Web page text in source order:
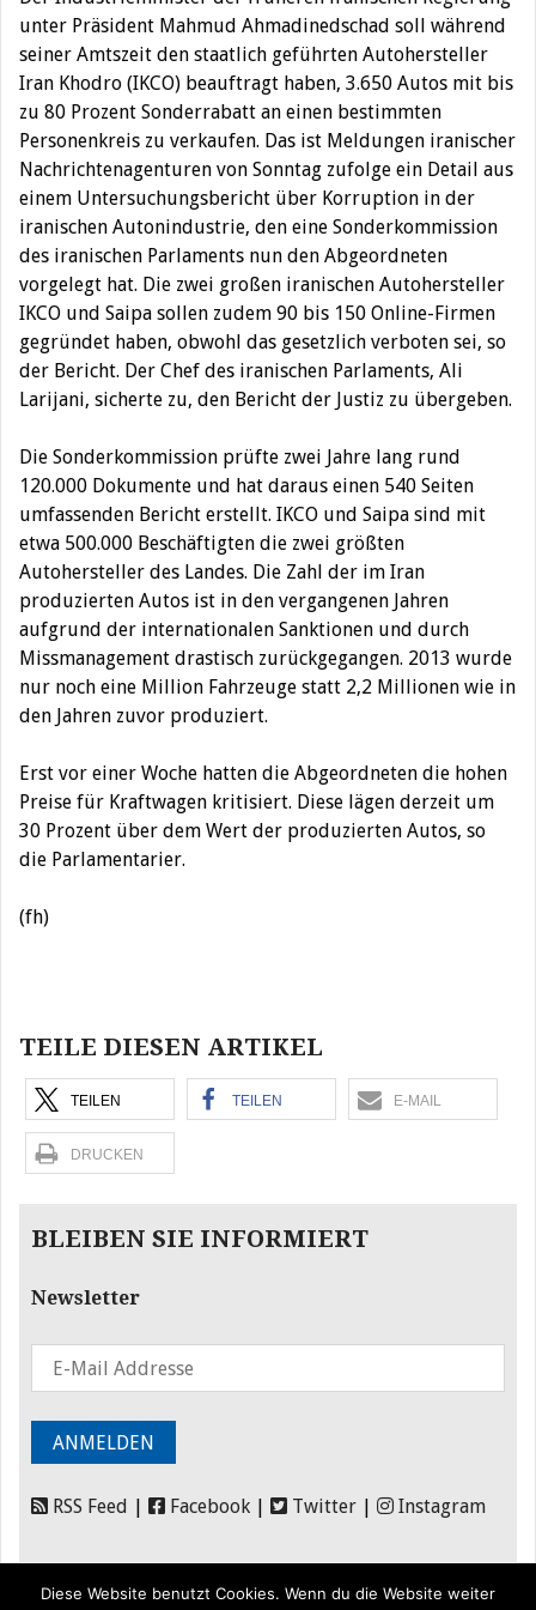
unter Präsident Mahmud Ahmadinedschad soll während
seiner Amtszeit den staatlich geführten Autohersteller
Iran Khodro (IKCO) beauftragt haben, 3.650 Autos mit bis
zu 80 Prozent Sonderrabatt an einen bestimmten
Personenkreis zu verkaufen. Das ist Meldungen iranischer
Nachrichtenagenturen von Sonntag zufolge ein Detail aus
einem Untersuchungsbericht über Korruption in der
iranischen Autonindustrie, den eine Sonderkommission
des iranischen Parlaments nun den Abgeordneten
vorgelegt hat. Die zwei großen iranischen Autohersteller
IKCO und Saipa sollen zudem 90 bis 150 Online-Firmen
gegründet haben, obwohl das gesetzlich verboten sei, so
der Bericht. Der Chef des iranischen Parlaments, Ali
Larijani, sicherte zu, den Bericht der Justiz zu übergeben.
Die Sonderkommission prüfte zwei Jahre lang rund
120.000 Dokumente und hat daraus einen 540 Seiten
umfassenden Bericht erstellt. IKCO und Saipa sind mit
etwa 500.000 Beschäftigten die zwei größten
Autohersteller des Landes. Die Zahl der im Iran
produzierten Autos ist in den vergangenen Jahren
aufgrund der internationalen Sanktionen und durch
Missmanagement drastisch zurückgegangen. 2013 wurde
nur noch eine Million Fahrzeuge statt 2,2 Millionen wie in
den Jahren zuvor produziert.
Erst vor einer Woche hatten die Abgeordneten die hohen
Preise für Kraftwagen kritisiert. Diese lägen derzeit um
30 Prozent über dem Wert der produzierten Autos, so
die Parlamentarier.
(fh)
TEILE DIESEN ARTIKEL
TEILEN TEILEN E-MAIL
DRUCKEN
BLEIBEN SIE INFORMIERT
Newsletter
RSS Feed Facebook Twitter Instagram
Diese Website benutzt Cookies. Wenn du die Website weiter